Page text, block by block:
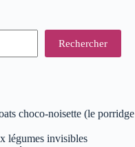
Rechercher
choco-noisette (le porridge
légumes invisibles